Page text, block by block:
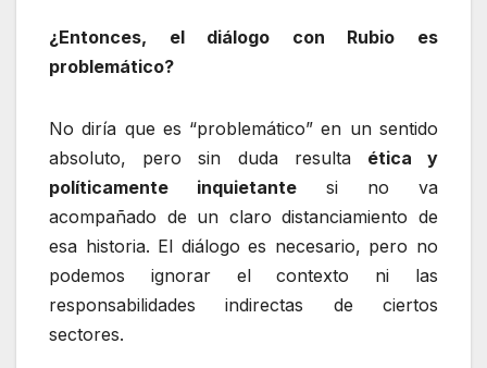
¿Entonces, el diálogo con Rubio es
problemático?
No diría que es “problemático” en un sentido
absoluto, pero sin duda resulta ética y
políticamente inquietante si no va
acompañado de un claro distanciamiento de
esa historia. El diálogo es necesario, pero no
podemos ignorar el contexto ni las
responsabilidades indirectas de ciertos
sectores.